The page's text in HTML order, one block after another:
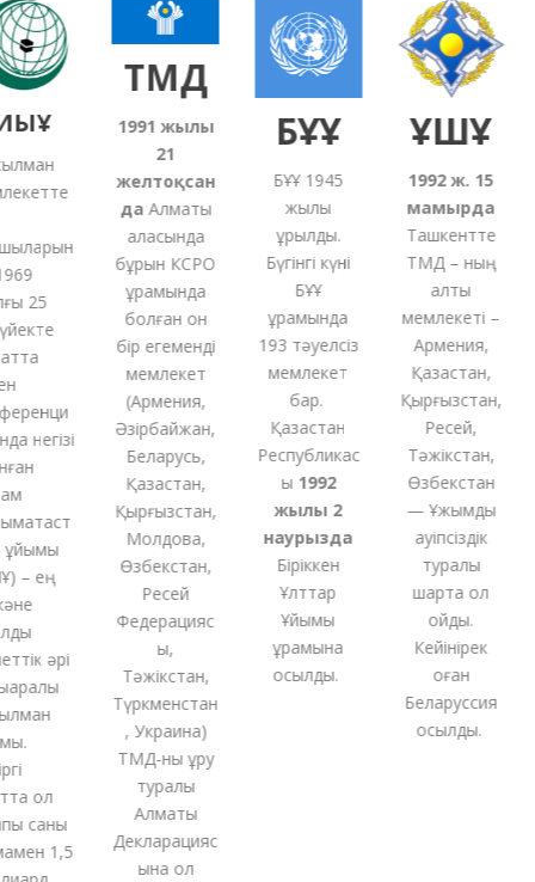
25
негізі
ең
әрі
ол
саны
1,5
ТМД
1991жылғы
21
желтоқсан
даАлматы
қаласында
бұрын КСРО
құрамында
болғанон
бір егеменді
мемлекет
Армения,
Әзірбайжан,
Беларусь,
Қазақстан,
Қырғызстан,
Молдова,
Өзбекстан,
Ресей
Федерацияс
Тәжікстан,
Түркменстан
Украина)
ТМД-нықұру
туралы
Алматы
Декларацияс
ына қол
БҰҰ
БҰҰ 1945
жылы
құрылды.
Бүгінгі күні
БҰҰ
құрамында
193 тәуелсіз
мемлекет
бар.
Қазақстан
Республикас
1992
жылы 2
наурызда
Біріккен
Ұлттар
Ұйымы
құрамына
қосылды.
ҰҚШҰ
1992 ж. 15
мамырда
Ташкентте
ТМД – ның
алты
мемлекеті –
Армения,
Қазақстан,
Қырғызстан,
Ресей,
Тәжікстан,
Өзбекстан
— Ұжымдық
қауіпсіздік
туралы
шартқа қол
қойды.
Кейінірек
оған
Беларуссия
қосылды.